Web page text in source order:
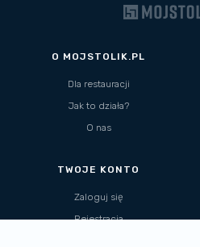
O MOJSTOLIK.PL
Dla restauracji
Jak to działa?
O nas
TWOJE KONTO
Zaloguj się
Rejestracja